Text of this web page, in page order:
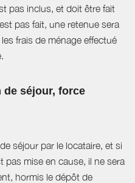
pas inclus, et doit être fait
pas fait, une retenue sera
frais de ménage effectué
séjour, force
séjour par le locataire, et si
pas mise en cause, il ne sera
hormis le dépôt de